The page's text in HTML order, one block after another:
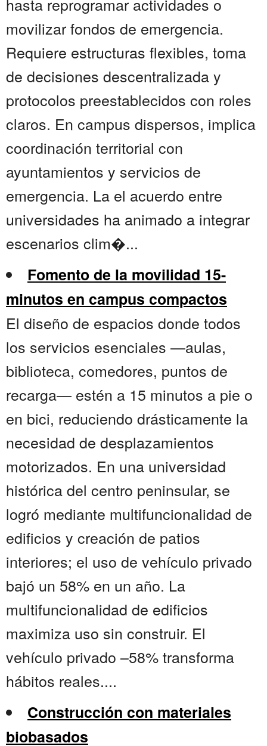
movilizar fondos de emergencia.
Requiere estructuras flexibles, toma
de decisiones descentralizada y
protocolos preestablecidos con roles
claros. En campus dispersos, implica
coordinación territorial con
ayuntamientos y servicios de
emergencia. La el acuerdo entre
universidades ha animado a integrar
escenarios clim�...
Fomento de la movilidad 15-
minutos en campus compactos
El diseño de espacios donde todos
los servicios esenciales —aulas,
biblioteca, comedores, puntos de
recarga— estén a 15 minutos a pie o
en bici, reduciendo drásticamente la
necesidad de desplazamientos
motorizados. En una universidad
histórica del centro peninsular, se
logró mediante multifuncionalidad de
edificios y creación de patios
interiores; el uso de vehículo privado
bajó un 58% en un año. La
multifuncionalidad de edificios
maximiza uso sin construir. El
vehículo privado –58% transforma
hábitos reales....
Construcción con materiales
biobasados